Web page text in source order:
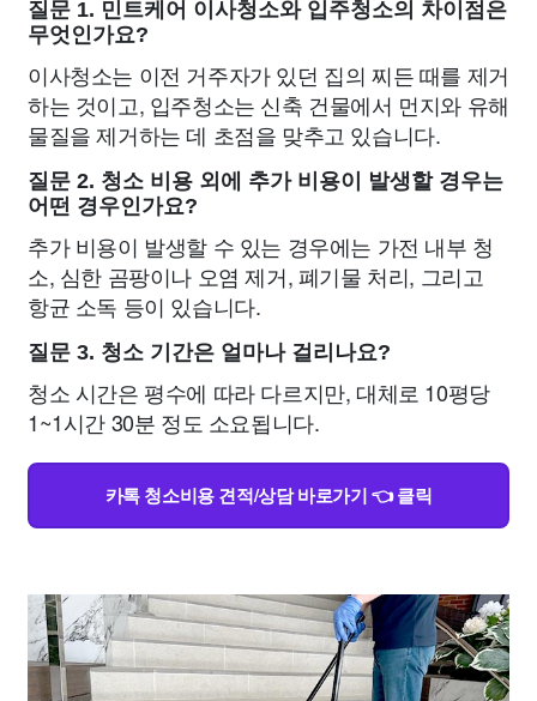
질문 1. 민트케어 이사청소와 입주청소의 차이점은
무엇인가요?
이사청소는 이전 거주자가 있던 집의 찌든 때를 제거
하는 것이고, 입주청소는 신축 건물에서 먼지와 유해
물질을 제거하는 데 초점을 맞추고 있습니다.
질문 2. 청소 비용 외에 추가 비용이 발생할 경우는
어떤 경우인가요?
추가 비용이 발생할 수 있는 경우에는 가전 내부 청
소, 심한 곰팡이나 오염 제거, 폐기물 처리, 그리고
항균 소독 등이 있습니다.
질문 3. 청소 기간은 얼마나 걸리나요?
청소 시간은 평수에 따라 다르지만, 대체로 10평당
1~1시간 30분 정도 소요됩니다.
카톡 청소비용 견적/상담 바로가기 👈 클릭